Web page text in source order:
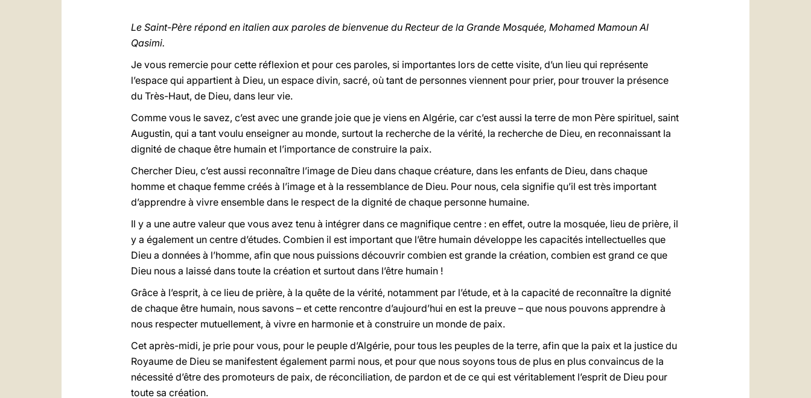
Le Saint-Père répond en italien aux paroles de bienvenue du Recteur de la Grande Mosquée, Mohamed Mamoun Al
Qasimi.
Je vous remercie pour cette réflexion et pour ces paroles, si importantes lors de cette visite, d’un lieu qui représente
l’espace qui appartient à Dieu, un espace divin, sacré, où tant de personnes viennent pour prier, pour trouver la présence
du Très-Haut, de Dieu, dans leur vie.
Comme vous le savez, c’est avec une grande joie que je viens en Algérie, car c’est aussi la terre de mon Père spirituel, saint
Augustin, qui a tant voulu enseigner au monde, surtout la recherche de la vérité, la recherche de Dieu, en reconnaissant la
dignité de chaque être humain et l’importance de construire la paix.
Chercher Dieu, c’est aussi reconnaître l’image de Dieu dans chaque créature, dans les enfants de Dieu, dans chaque
homme et chaque femme créés à l’image et à la ressemblance de Dieu. Pour nous, cela signifie qu’il est très important
d’apprendre à vivre ensemble dans le respect de la dignité de chaque personne humaine.
Il y a une autre valeur que vous avez tenu à intégrer dans ce magnifique centre : en effet, outre la mosquée, lieu de prière, il
y a également un centre d’études. Combien il est important que l’être humain développe les capacités intellectuelles que
Dieu a données à l’homme, afin que nous puissions découvrir combien est grande la création, combien est grand ce que
Dieu nous a laissé dans toute la création et surtout dans l’être humain !
Grâce à l’esprit, à ce lieu de prière, à la quête de la vérité, notamment par l’étude, et à la capacité de reconnaître la dignité
de chaque être humain, nous savons – et cette rencontre d’aujourd’hui en est la preuve – que nous pouvons apprendre à
nous respecter mutuellement, à vivre en harmonie et à construire un monde de paix.
Cet après-midi, je prie pour vous, pour le peuple d’Algérie, pour tous les peuples de la terre, afin que la paix et la justice du
Royaume de Dieu se manifestent également parmi nous, et pour que nous soyons tous de plus en plus convaincus de la
nécessité d’être des promoteurs de paix, de réconciliation, de pardon et de ce qui est véritablement l’esprit de Dieu pour
toute sa création.